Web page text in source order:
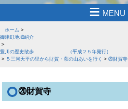
≡ MENU
ホーム
御津町地域紹介
豊川の歴史散歩 （平成２５年発行）
５三河天平の里から財賀・萩の山あいを行く
⑳財賀寺
⑳財賀寺